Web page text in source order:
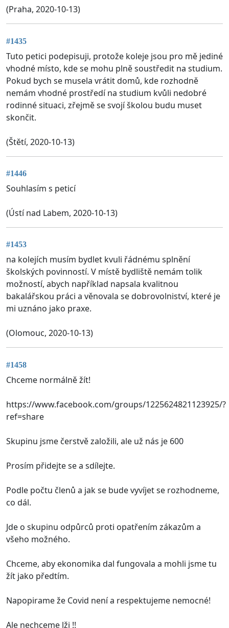
(Praha, 2020-10-13)
#1435
Tuto petici podepisuji, protože koleje jsou pro mě jediné
vhodné místo, kde se mohu plně soustředit na studium.
Pokud bych se musela vrátit domů, kde rozhodně
nemám vhodné prostředí na studium kvůli nedobré
rodinné situaci, zřejmě se svojí školou budu muset
skončit.
(Štětí, 2020-10-13)
#1446
Souhlasím s peticí
(Ústí nad Labem, 2020-10-13)
#1453
na kolejích musím bydlet kvuli řádnému splnění
školských povinností. V místě bydliště nemám tolik
možností, abych například napsala kvalitnou
bakalářskou práci a věnovala se dobrovolniství, které je
mi uznáno jako praxe.
(Olomouc, 2020-10-13)
#1458
Chceme normálně žít!
https://www.facebook.com/groups/1225624821123925/?
ref=share
Skupinu jsme čerstvě založili, ale už nás je 600
Prosím přidejte se a sdílejte.
Podle počtu členů a jak se bude vyvíjet se rozhodneme,
co dál.
Jde o skupinu odpůrců proti opatřením zákazům a
všeho možného.
Chceme, aby ekonomika dal fungovala a mohli jsme tu
žít jako předtím.
Napopirame že Covid není a respektujeme nemocné!
Ale nechceme lži !!